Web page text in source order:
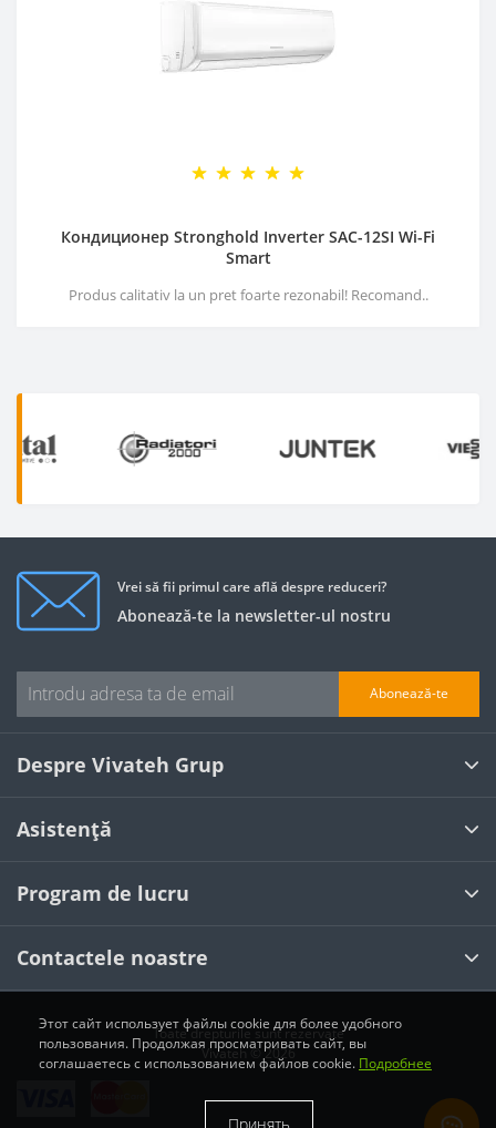
Кондиционер Stronghold Inverter SAC-12SI Wi-Fi
Smart
Produs calitativ la un pret foarte rezonabil! Recomand..
Vrei să fii primul care află despre reduceri?
Abonează-te la newsletter-ul nostru
Abonează-te
Despre Vivateh Grup
Asistență
Program de lucru
Contactele noastre
Toate drepturile sunt rezervate
Vivateh © 2026
Этот сайт использует файлы cookie для более удобного
пользования. Продолжая просматривать сайт, вы
соглашаетесь с использованием файлов cookie. Подробнее